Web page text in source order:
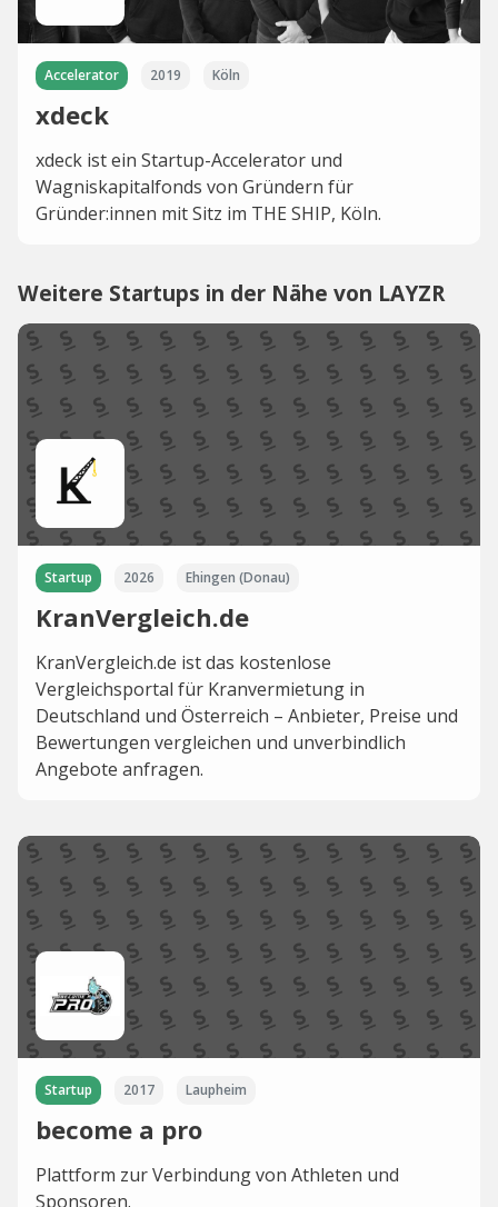
Accelerator 2019 Köln
xdeck
xdeck ist ein Startup-Accelerator und
Wagniskapitalfonds von Gründern für
Gründer:innen mit Sitz im THE SHIP, Köln.
Weitere Startups in der Nähe von LAYZR
Startup 2026 Ehingen (Donau)
KranVergleich.de
KranVergleich.de ist das kostenlose
Vergleichsportal für Kranvermietung in
Deutschland und Österreich – Anbieter, Preise und
Bewertungen vergleichen und unverbindlich
Angebote anfragen.
Startup 2017 Laupheim
become a pro
Plattform zur Verbindung von Athleten und
Sponsoren.